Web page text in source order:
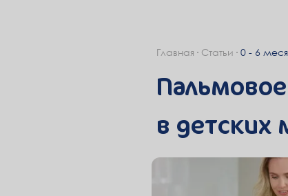
Главная Статьи 0 - 6
в детских